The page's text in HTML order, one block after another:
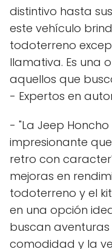
distintivo hasta
este vehículo
todoterreno
llamativa. Es una
aquellos que
- Expertos en
- "La Jeep
impresionante
retro con
mejoras en
todoterreno y el
en una opción
buscan
comodidad y la